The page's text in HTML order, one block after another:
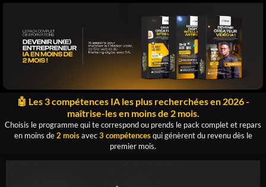
🤖 Les 3 compétences IA les plus recherchées en 2026 -
maîtrise-les en moins de 2 mois.
Choisis le programme qui te correspond ou prends le pack complet et repars
en moins de2 moisavec3 compétencesqui génèrent du revenu dès le
premier mois.